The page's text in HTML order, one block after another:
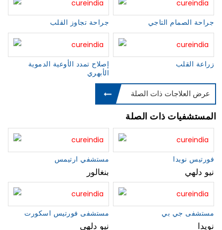
جراحة تجاوز القلب جراحة الصمام التاجي
إصلاح تمدد الأوعية الدموية
الأبهري
زراعة القلب
عرض العلاجات ذات الصلة
المستشفيات ذات الصلة
مستشفي ارتيمس
بنغالور
فورتيس نويدا
نيو دلهي
مستشفى فورتيس اسكورت
نيو دلهي
مستشفى جي بي
نويدا